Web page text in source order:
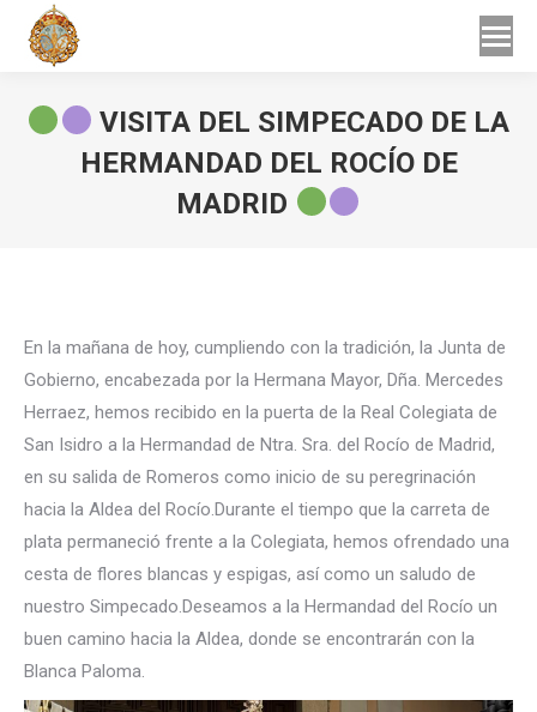
VISITA DEL SIMPECADO DE LA
HERMANDAD DEL ROCÍO DE
MADRID
En la mañana de hoy, cumpliendo con la tradición, la Junta de
Gobierno, encabezada por la Hermana Mayor, Dña. Mercedes
Herraez, hemos recibido en la puerta de la Real Colegiata de
San Isidro a la Hermandad de Ntra. Sra. del Rocío de Madrid,
en su salida de Romeros como inicio de su peregrinación
hacia la Aldea del Rocío.Durante el tiempo que la carreta de
plata permaneció frente a la Colegiata, hemos ofrendado una
cesta de flores blancas y espigas, así como un saludo de
nuestro Simpecado.Deseamos a la Hermandad del Rocío un
buen camino hacia la Aldea, donde se encontrarán con la
Blanca Paloma.